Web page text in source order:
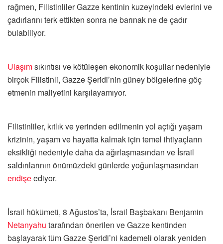
rağmen, Filistinliler Gazze kentinin kuzeyindeki evlerini ve
çadırlarını terk ettikten sonra ne barınak ne de çadır
bulabiliyor.
Ulaşımsıkıntısı ve kötüleşen ekonomik koşullar nedeniyle
birçok Filistinli, Gazze Şeridi’nin güney bölgelerine göç
etmenin maliyetini karşılayamıyor.
Filistinliler, kıtlık ve yerinden edilmenin yol açtığı yaşam
krizinin, yaşam ve hayatta kalmak için temel ihtiyaçların
eksikliği nedeniyle daha da ağırlaşmasından ve İsrail
saldırılarının önümüzdeki günlerde yoğunlaşmasından
endişeediyor.
İsrail hükümeti, 8 Ağustos’ta, İsrail Başbakanı Benjamin
Netanyahu tarafından önerilen ve Gazze kentinden
başlayarak tüm Gazze Şeridi’ni kademeli olarak yeniden